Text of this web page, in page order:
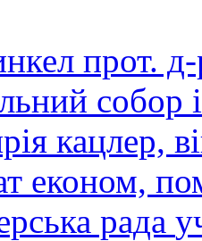
прот.
собор
кацлер,
економ,
рада